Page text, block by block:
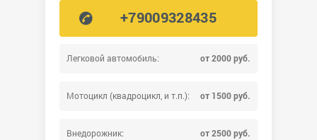
Легковой автомобиль: от 2000 руб.
Мотоцикл (квадроцикл, и т.п.): от 1500 руб.
Внедорожник: от 2500 руб.
+79009328435